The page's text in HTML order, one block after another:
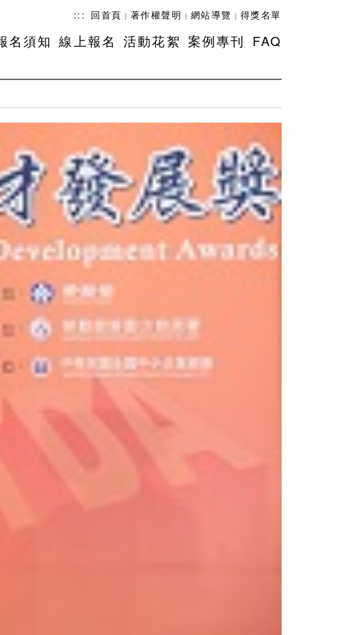
::: 回首頁 | 著作權聲明 | 網站導覽 | 得獎名單
名須知 線上報名 活動花絮 案例專刊 FAQ